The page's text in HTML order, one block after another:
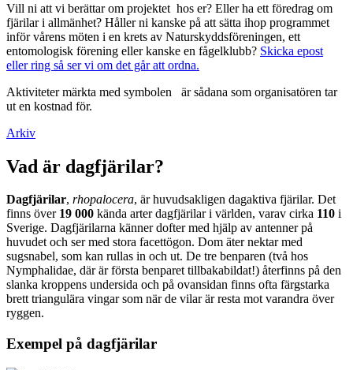
Vill ni att vi berättar om projektet hos er? Eller ha ett föredrag om
fjärilar i allmänhet? Håller ni kanske på att sätta ihop programmet
inför vårens möten i en krets av Naturskyddsföreningen, ett
entomologisk förening eller kanske en fågelklubb? Skicka epost
eller ring så ser vi om det går att ordna.
Aktiviteter märkta med symbolen
är sådana som organisatören tar
ut en kostnad för.
Arkiv
Vad är dagfjärilar?
Dagfjärilar, rhopalocera, är huvudsakligen dagaktiva fjärilar. Det
finns över 19 000 kända arter dagfjärilar i världen, varav cirka 110 i
Sverige. Dagfjärilarna känner dofter med hjälp av antenner på
huvudet och ser med stora facettögon. Dom äter nektar med
sugsnabel, som kan rullas in och ut. De tre benparen (två hos
Nymphalidae, där är första benparet tillbakabildat!) återfinns på den
slanka kroppens undersida och på ovansidan finns ofta färgstarka
brett triangulära vingar som när de vilar är resta mot varandra över
ryggen.
Exempel på dagfjärilar